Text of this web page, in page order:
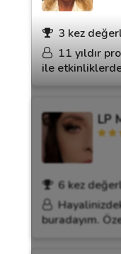
3 kez
11 yıldır
ile
LP
6 kez
buradayım.